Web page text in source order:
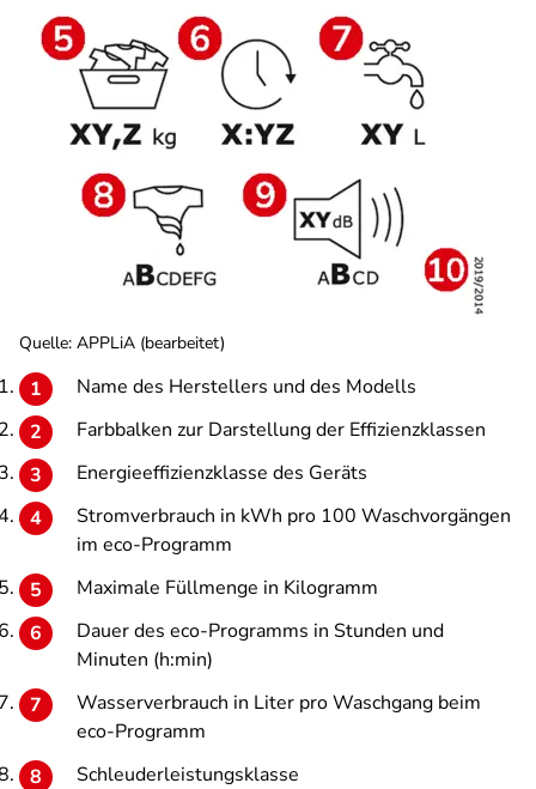
Quelle: APPLiA (bearbeitet)
Name des Herstellers und des Modells
Farbbalken zur Darstellung der Effizienzklassen
Energieeffizienzklasse des Geräts
Stromverbrauch in kWh pro 100 Waschvorgängen
im eco-Programm
Maximale Füllmenge in Kilogramm
Dauer des eco-Programms in Stunden und
Minuten (h:min)
Wasserverbrauch in Liter pro Waschgang beim
eco-Programm
Schleuderleistungsklasse